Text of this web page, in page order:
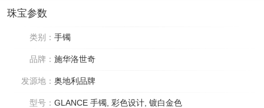
珠宝参数
类别： 手镯
品牌： 施华洛世奇
发源地： 奥地利品牌
型号： GLANCE 手镯, 彩色设计, 镀白金色